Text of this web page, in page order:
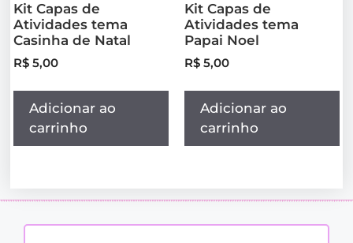
Kit Capas de
Atividades tema
Casinha de Natal
R$ 5,00
Adicionar ao
carrinho
Kit Capas de
Atividades tema
Papai Noel
R$ 5,00
Adicionar ao
carrinho